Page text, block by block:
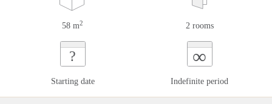
58 m2 2 rooms
?
Starting date
∞
Indefinite period